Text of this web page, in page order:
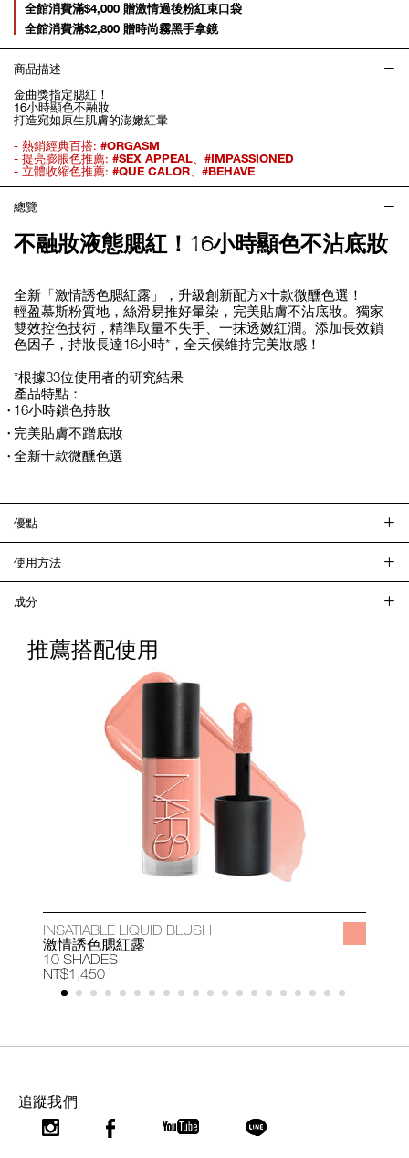
全館消費滿$4,000 贈激情過後粉紅束口袋
全館消費滿$2,800 贈時尚霧黑手拿鏡
商品描述
金曲獎指定腮紅！
16小時顯色不融妝
打造宛如原生肌膚的澎嫩紅暈
- 熱銷經典百搭: #ORGASM
- 提亮膨脹色推薦: #SEX APPEAL、 #IMPASSIONED
- 立體收縮色推薦: #QUE CALOR、 #BEHAVE
總覽
不融妝液態腮紅！16小時顯色不沾底妝
全新「激情誘色腮紅露」，升級創新配方x十款微醺色選！
輕盈慕斯粉質地，絲滑易推好暈染，完美貼膚不沾底妝。獨家
雙效控色技術，精準取量不失手、一抹透嫩紅潤。添加長效鎖
色因子，持妝長達16小時*，全天候維持完美妝感！
*根據33位使用者的研究結果
產品特點：
16小時鎖色持妝
完美貼膚不蹭底妝
全新十款微醺色選
優點
使用方法
成分
推薦搭配使用
INSATIABLE LIQUID BLUSH
激情誘色腮紅露
10 SHADES
NT$1,450
追蹤我們